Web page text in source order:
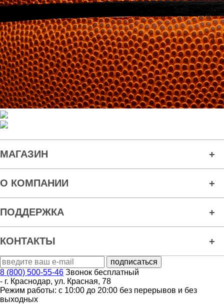
МАГАЗИН
О КОМПАНИИ
ПОДДЕРЖКА
КОНТАКТЫ
8 (800) 500-55-46 Звонок бесплатный
- г. Краснодар, ул. Красная, 78
Режим работы: с 10:00 до 20:00 без перерывов и без
выходных